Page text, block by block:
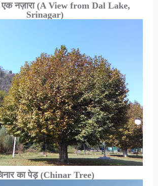
नज़ारा (A View from Dal Lake,
Srinagar)
का पेड़ (Chinar Tree)